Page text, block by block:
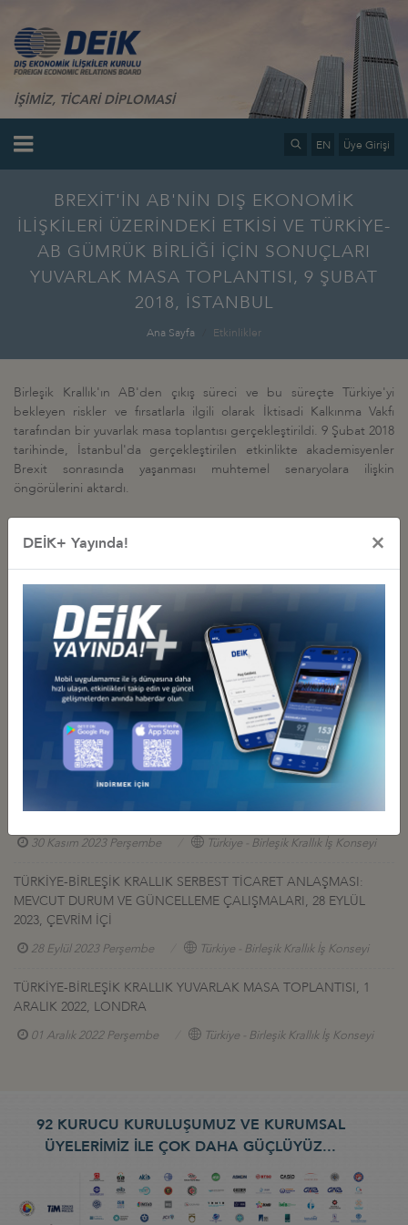
İŞİMİZ, TİCARİ DİPLOMASİ
EN Üye Girişi
BREXİT'İN AB'NİN DIŞ EKONOMİK
İLİŞKİLERİ ÜZERİNDEKİ ETKİSİ VE TÜRKİYE-
AB GÜMRÜK BİRLİĞİ İÇİN SONUÇLARI
YUVARLAK MASA TOPLANTISI, 9 ŞUBAT
2018, İSTANBUL
Ana Sayfa Etkinlikler
Birleşik Krallık'ın AB'den çıkış süreci ve bu süreçte Türkiye'yi
bekleyen riskler ve fırsatlarla ilgili olarak İktisadi Kalkınma Vakfı
tarafından bir yuvarlak masa toplantısı gerçekleştirildi. 9 Şubat 2018
tarihinde, İstanbul'da gerçekleştirilen etkinlikte akademisyenler
Brexit sonrasında yaşanması muhtemel senaryolara ilişkin
öngörülerini aktardı.
İş Konseyi ile Alakalı Diğer Etkinlikler
BİRLEŞİK KRALLIK – TÜRKİYE İŞ FORUMU LONDRA’DA
GERÇEKLEŞTİRİLDİ
Türkiye - Birleşik Krallık İş Konseyi
WEBINAR: LONDON AS HUB TO GLOBAL CAPITAL: FUNDING
SOLUTIONS FOR TURKISH COMPANIES
28 Şubat 2024 Çarşamba Türkiye - Birleşik Krallık İş Konseyi
KASIM-2 ARALIK 2023, LONDRA
30 Kasım 2023 Perşembe Türkiye - Birleşik Krallık İş Konseyi
TÜRKİYE-BİRLEŞİK KRALLIK SERBEST TİCARET ANLAŞMASI:
MEVCUT DURUM VE GÜNCELLEME ÇALIŞMALARI, 28 EYLÜL
2023, ÇEVRİM İÇİ
28 Eylül 2023 Perşembe Türkiye - Birleşik Krallık İş Konseyi
TÜRKİYE-BİRLEŞİK KRALLIK YUVARLAK MASA TOPLANTISI, 1
ARALIK 2022, LONDRA
01 Aralık 2022 Perşembe Türkiye - Birleşik Krallık İş Konseyi
92 KURUCU KURULUŞUMUZ VE KURUMSAL
ÜYELERİMİZ İLE ÇOK DAHA GÜÇLÜYÜZ...
DEİK+ Yayında! ×